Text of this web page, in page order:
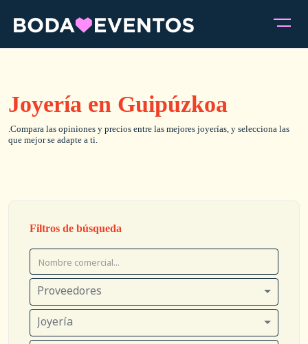
Joyería en Guipúzkoa
.Compara las opiniones y precios entre las mejores joyerías, y selecciona las
que mejor se adapte a ti.
Filtros de búsqueda
Proveedores
Joyería